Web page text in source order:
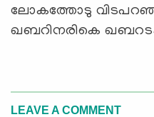
ലോകത്തോടു
ഖബറിനരികെ
LEAVE A COMMENT